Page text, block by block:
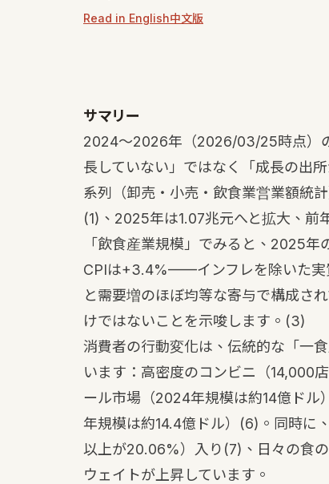
Read in English中文版
サマリー
2024〜2026年（2026/03/25時点）
長していない」ではなく「成長の出
系列（卸売・小売・飲食業営業額統
(1) 、2025年は1.07兆元へと拡大、前
「飲食産業規模」でみると、2025
CPIは+3.4%——インフレを除いた実
と需要増のほぼ均等な寄与で構成さ
けではないことを示唆します。 (3)
消費者の行動変化は、伝統的な「一
います：高密度のコンビニ（14,000店
ール市場（2024年規模は約14億ドル）
年規模は約14.4億ドル） (6) 。同時に
以上が20.06%）入り (7) 、日々の食
ウェイトが上昇しています。